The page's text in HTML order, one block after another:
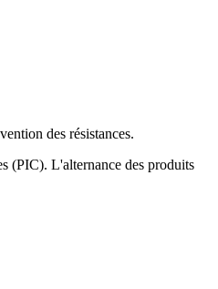
des résistances.
(PIC). L'alternance des produits